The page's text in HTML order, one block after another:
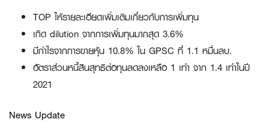
TOP ให้รายละเอียดเพิ่มเติมเกี่ยวกับการเพิ่มทุน
เกิด dilution จากการเพิ่มทุนมากสุด 3.6%
มีกำไรจากการขายหุ้น 10.8% ใน GPSC ที่ 1.1 หมื่นลบ.
อัตราส่วนหนี้สินสุทธิต่อทุนลดลงเหลือ 1 เท่า จาก 1.4 เท่าในปี
2021
News Update